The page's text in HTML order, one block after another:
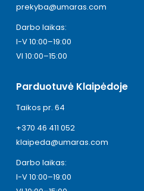
prekyba@umaras.com
Darbo laikas:
I-V 10:00–19:00
VI 10:00–15:00
Parduotuvė Klaipėdoje
Taikos pr. 64
+370 46 411 052
klaipeda@umaras.com
Darbo laikas:
I-V 10:00–19:00